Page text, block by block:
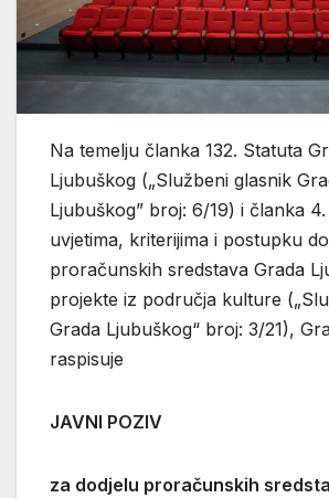
Na temelju članka 132. Statuta
Ljubuškog („Službeni glasnik
Ljubuškog” broj: 6/19) i članka
uvjetima, kriterijima i postupku
proračunskih sredstava Grada
projekte iz područja kulture
Grada Ljubuškog“ broj: 3/21),
raspisuje
JAVNI POZIV
za dodjelu proračunskih